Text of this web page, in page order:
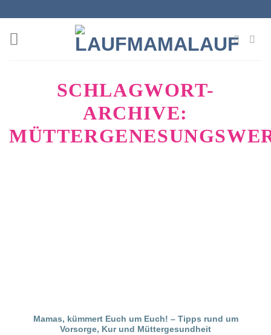
springen
SCHLAGWORT-
ARCHIVE:
Mamas, kümmert Euch um Euch! – Tipps rund um
Vorsorge, Kur und Müttergesundheit